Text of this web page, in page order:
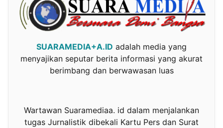
SUARAMEDIA+A.ID adalah media yang
menyajikan seputar berita informasi yang akurat
berimbang dan berwawasan luas
Wartawan Suaramediaa. id dalam menjalankan
tugas Jurnalistik dibekali Kartu Pers dan Surat